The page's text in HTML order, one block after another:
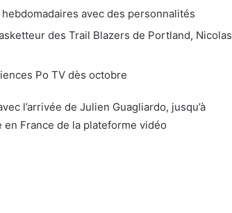
avec des personnalités
des Trail Blazers de Portland, Nicolas
Po TV dès octobre
l’arrivée de Julien Guagliardo, jusqu’à
France de la plateforme vidéo